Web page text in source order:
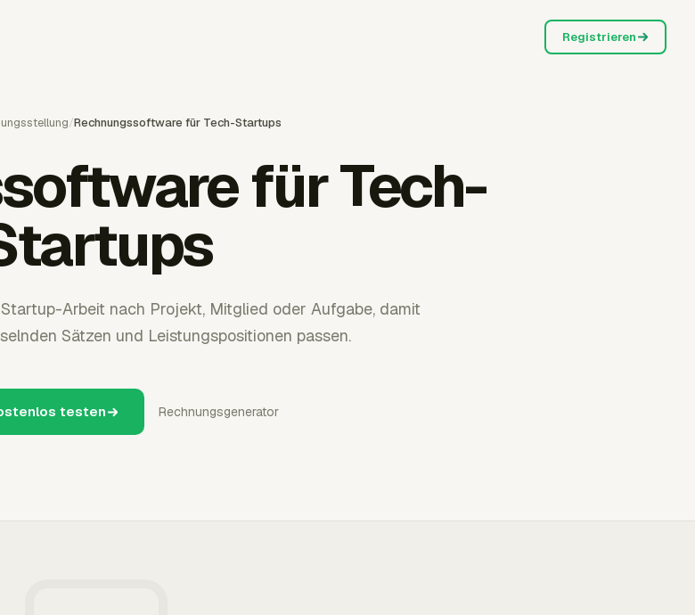
Registrieren
/Rechnungssoftware für Tech-Startups
für Tech-
Arbeit nach Projekt, Mitglied oder Aufgabe, damit
Sätzen und Leistungspositionen passen.
testen Rechnungsgenerator